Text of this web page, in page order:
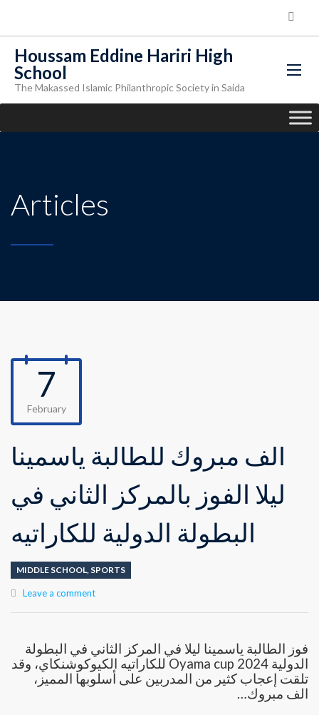
Houssam Eddine Hariri High
School
The Makassed Islamic Philanthropic Society in Saida
Articles
7
February
ألف مبروك للطالبة ياسمينا
ليلا الفوز بالمركز الثاني في
البطولة الدولية للكاراتيه
MIDDLE SCHOOL, SPORTS
Leave a comment
فوز الطالبة ياسمينا ليلا في المركز الثاني في البطولة
الدولية Oyama cup 2024 للكاراتيه الكيوكوشنكاي، وقد
تلقت إعجاب كثير من المدربين على أسلوبها المميز،
الف مبروك…